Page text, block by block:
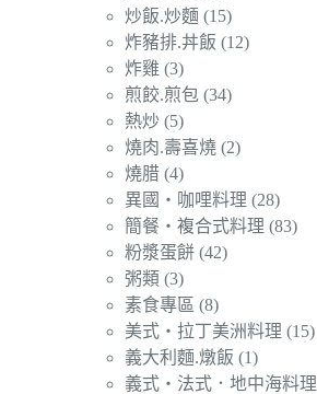
炒飯.炒麵 (15)
炸豬排.丼飯 (12)
炸雞 (3)
煎餃.煎包 (34)
熱炒 (5)
燒肉.壽喜燒 (2)
燒腊 (4)
異國‧咖哩料理 (28)
簡餐‧複合式料理 (83)
粉漿蛋餅 (42)
粥類 (3)
素食專區 (8)
美式‧拉丁美洲料理 (15)
義大利麵.燉飯 (1)
義式‧法式．地中海料理